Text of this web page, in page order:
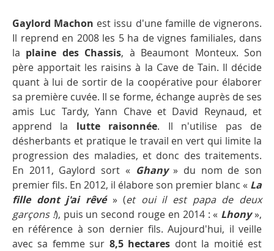
Gaylord Machon est issu d'une famille de vignerons.
Il reprend en 2008 les 5 ha de vignes familiales, dans
la plaine des Chassis, à Beaumont Monteux. Son
père apportait les raisins à la Cave de Tain. Il décide
quant à lui de sortir de la coopérative pour élaborer
sa première cuvée. Il se forme, échange auprès de ses
amis Luc Tardy, Yann Chave et David Reynaud, et
apprend la lutte raisonnée. Il n'utilise pas de
désherbants et pratique le travail en vert qui limite la
progression des maladies, et donc des traitements.
En 2011, Gaylord sort « Ghany» du nom de son
premier fils. En 2012, il élabore son premier blanc « La
fille dont j'ai rêvé» (et oui il est papa de deux
garçons !), puis un second rouge en 2014 : « Lhony»,
en référence à son dernier fils. Aujourd'hui, il veille
avec sa femme sur 8,5 hectares dont la moitié est